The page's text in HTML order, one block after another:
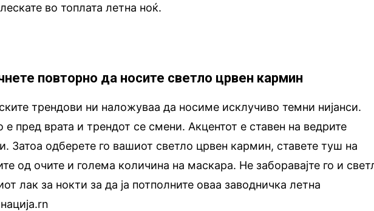
во топлата летна ноќ.
повторно да носите светло црвен кармин
трендови ни наложуваа да носиме исклучиво темни нијанси.
е пред врата и трендот се смени. Акцентот е ставен на ведрите
Затоа одберете го вашиот светло црвен кармин, ставете туш на
од очите и голема количина на маскара. Не заборавајте го и
лак за нокти за да ја потполните оваа заводничка летна